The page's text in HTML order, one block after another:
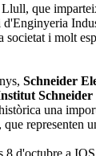
que
i molt
Schneider
una
representen
8 d'octubre a